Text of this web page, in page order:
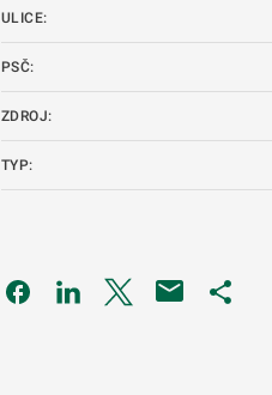
ULICE:
PSČ:
ZDROJ:
TYP:
Odkaz se otevře na nové
Odkaz se otevře na
Odkaz se